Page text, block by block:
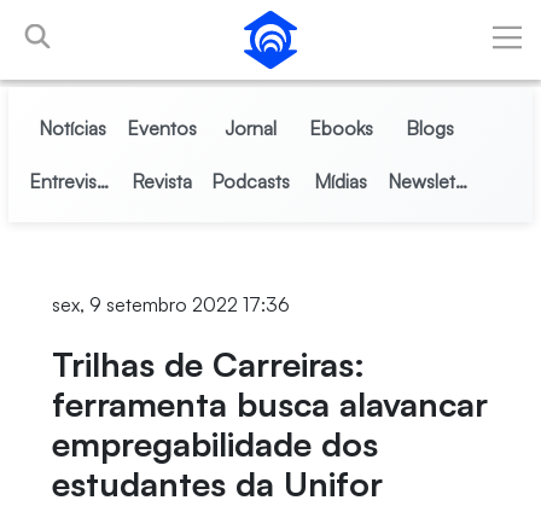
Pular para o Conteúdo principal
Notícias Eventos Jornal Ebooks Blogs
Entrevistas Revista Podcasts Mídias Newsletter
sex, 9 setembro 2022 17:36
Trilhas de Carreiras:
ferramenta busca alavancar
empregabilidade dos
estudantes da Unifor